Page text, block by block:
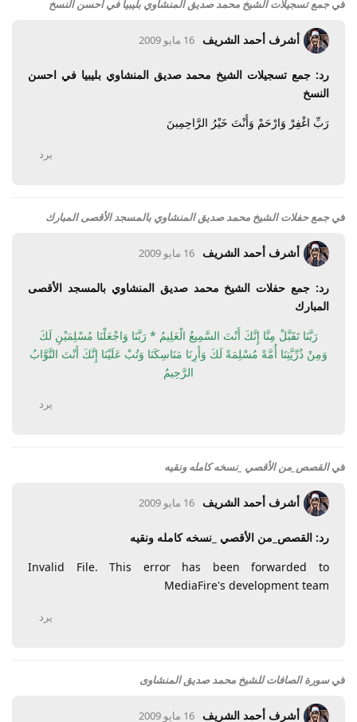
فيجمع تسجيلات الشيخ محمد صديق المنشاوي بليبيا في احسن النسخ
أشرف أحمد الشريف 16 مايو 2009
رد: جمع تسجيلات الشيخ محمد صديق المنشاوي بليبيا في احسن
النسخ
رَبِّ اغْفِرْ وَارْحَمْ وَأَنْتَ خَيْرُ الرَّاحِمِينَ
يرد
فيجمع حفلات الشيخ محمد صديق المنشاوي بالمسجد الأقصى المبارك
أشرف أحمد الشريف 16 مايو 2009
رد: جمع حفلات الشيخ محمد صديق المنشاوي بالمسجد الأقصى
المبارك
رَبَّنَا تَقَبَّلْ مِنَّا إِنَّكَ أَنْتَ السَّمِيعُ الْعَلِيمُ * رَبَّنَا وَاجْعَلْنَا مُسْلِمَيْنِ لَكَ
وَمِنْ ذُرِّيَّتِنَا أُمَّةً مُسْلِمَةً لَكَ وَأَرِنَا مَنَاسِكَنَا وَتُبْ عَلَيْنَا إِنَّكَ أَنْتَ التَّوَّابُ
الرَّحِيمُ
يرد
فيالقصص_من الأقصي _نسخه كامله ونقيه
أشرف أحمد الشريف 16 مايو 2009
رد: القصص_من الأقصي _نسخه كامله ونقيه
Invalid File. This error has been forwarded to
MediaFire's development team
يرد
فيسورة الصافات للشيخ محمد صديق المنشاوى
أشرف أحمد الشريف 16 مايو 2009